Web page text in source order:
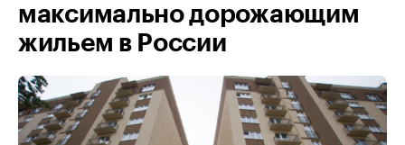
максимально дорожающим
жильем в России